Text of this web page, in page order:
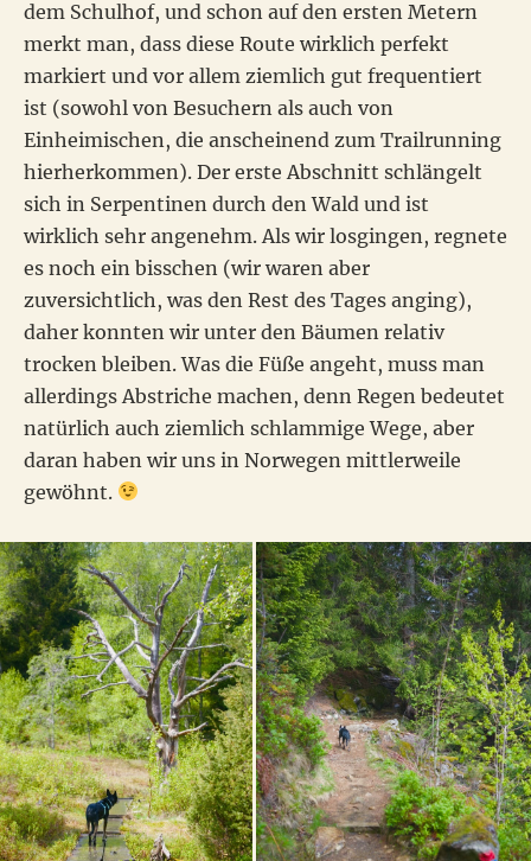
dem Schulhof, und schon auf den ersten Metern
merkt man, dass diese Route wirklich perfekt
markiert und vor allem ziemlich gut frequentiert
ist (sowohl von Besuchern als auch von
Einheimischen, die anscheinend zum Trailrunning
hierherkommen). Der erste Abschnitt schlängelt
sich in Serpentinen durch den Wald und ist
wirklich sehr angenehm. Als wir losgingen, regnete
es noch ein bisschen (wir waren aber
zuversichtlich, was den Rest des Tages anging),
daher konnten wir unter den Bäumen relativ
trocken bleiben. Was die Füße angeht, muss man
allerdings Abstriche machen, denn Regen bedeutet
natürlich auch ziemlich schlammige Wege, aber
daran haben wir uns in Norwegen mittlerweile
gewöhnt.